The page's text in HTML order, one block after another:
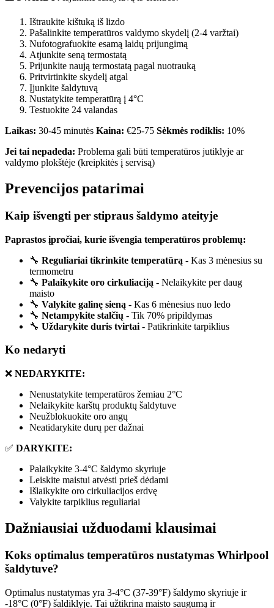
Ištraukite kištuką iš lizdo
Pašalinkite temperatūros valdymo skydelį (2-4 varžtai)
Nufotografuokite esamą laidų prijungimą
Atjunkite seną termostatą
Prijunkite naują termostatą pagal nuotrauką
Pritvirtinkite skydelį atgal
Įjunkite šaldytuvą
Nustatykite temperatūrą į 4°C
Testuokite 24 valandas
Laikas: 30-45 minutės Kaina: €25-75 Sėkmės rodiklis: 10%
Jei tai nepadeda: Problema gali būti temperatūros jutiklyje ar
valdymo plokštėje (kreipkitės į servisą)
Prevencijos patarimai
Kaip išvengti per stipraus šaldymo ateityje
Paprastos įpročiai, kurie išvengia temperatūros problemų:
🔧 Reguliariai tikrinkite temperatūrą - Kas 3 mėnesius su
termometru
🔧 Palaikykite oro cirkuliaciją - Nelaikykite per daug
maisto
🔧 Valykite galinę sieną - Kas 6 mėnesius nuo ledo
🔧 Netampykite stalčių - Tik 70% pripildymas
🔧 Uždarykite duris tvirtai - Patikrinkite tarpiklius
Ko nedaryti
❌ NEDARYKITE:
Nenustatykite temperatūros žemiau 2°C
Nelaikykite karštų produktų šaldytuve
Neužblokuokite oro angų
Neatidarykite durų per dažnai
✅ DARYKITE:
Palaikykite 3-4°C šaldymo skyriuje
Leiskite maistui atvėsti prieš dėdami
Išlaikykite oro cirkuliacijos erdvę
Valykite tarpiklius reguliariai
Dažniausiai užduodami klausimai
Koks optimalus temperatūros nustatymas Whirlpool
šaldytuve?
Optimalus nustatymas yra 3-4°C (37-39°F) šaldymo skyriuje ir
-18°C (0°F) šaldiklyje. Tai užtikrina maisto saugumą ir